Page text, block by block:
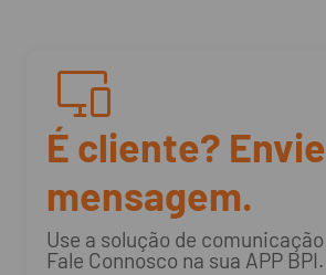
É cliente? Envie
mensagem.
Use a solução de comunicação
Fale Connosco na sua APP BPI.